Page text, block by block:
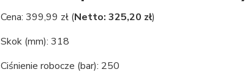
Cena: 399,99 zł (Netto: 325,20 zł)
Skok (mm): 318
Ciśnienie robocze (bar): 250